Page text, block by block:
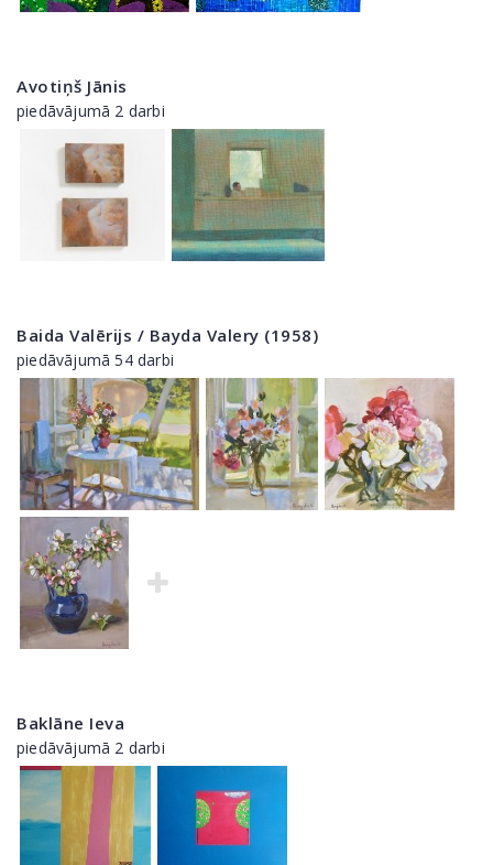
Avotiņš Jānis
piedāvājumā 2 darbi
Baida Valērijs / Bayda Valery (1958)
piedāvājumā 54 darbi
Baklāne Ieva
piedāvājumā 2 darbi